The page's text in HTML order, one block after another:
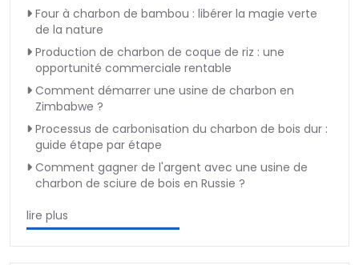
Four à charbon de bambou : libérer la magie verte
de la nature
Production de charbon de coque de riz : une
opportunité commerciale rentable
Comment démarrer une usine de charbon en
Zimbabwe ?
Processus de carbonisation du charbon de bois dur :
guide étape par étape
Comment gagner de l'argent avec une usine de
charbon de sciure de bois en Russie ?
lire plus